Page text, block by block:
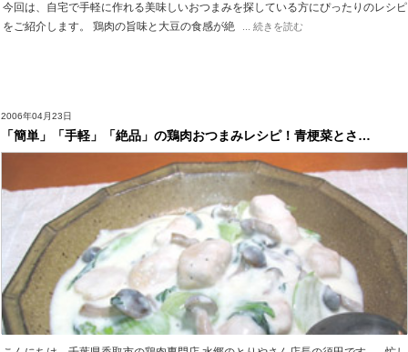
今回は、自宅で手軽に作れる美味しいおつまみを探している方にぴったりのレシピ
をご紹介します。 鶏肉の旨味と大豆の食感が絶
... 続きを読む
2006年04月23日
「簡単」「手軽」「絶品」の鶏肉おつまみレシピ！青梗菜とさ…